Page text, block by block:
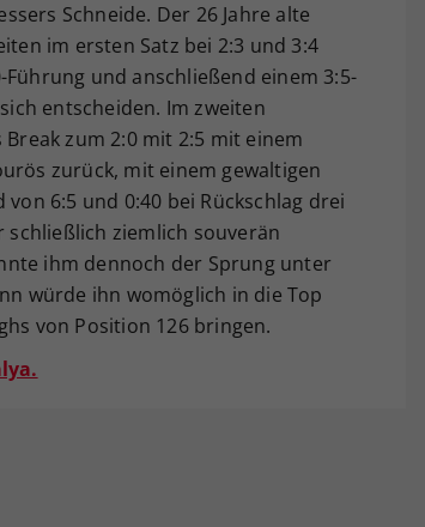
Schneide. Der 26 Jahre alte
im ersten Satz bei 2:3 und 3:4
und anschließend einem 3:5-
entscheiden. Im zweiten
zum 2:0 mit 2:5 mit einem
zurück, mit einem gewaltigen
6:5 und 0:40 bei Rückschlag drei
schließlich ziemlich souverän
ihm dennoch der Sprung unter
würde ihn womöglich in die Top
von Position 126 bringen.